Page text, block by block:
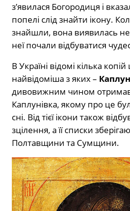
з’явилася Богородиця і
попелі слід знайти ікону.
знайшли, вона виявилась
неї почали відбуватися
В Україні відомі кілька копій
найвідоміша з яких –
дивовижним чином отримав
Каплунівка, якому про це
сні. Від тієї ікони також
зцілення, а її списки
Полтавщини та Сумщини.